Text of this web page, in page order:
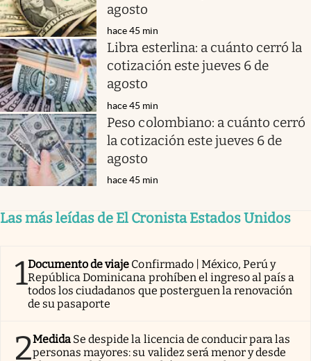
agosto
hace 45 min
Libra esterlina: a cuánto cerró la
cotización este jueves 6 de
agosto
hace 45 min
Peso colombiano: a cuánto cerró
la cotización este jueves 6 de
agosto
hace 45 min
Las más leídas de El Cronista Estados Unidos
1Documento de viaje Confirmado | México, Perú y
República Dominicana prohíben el ingreso al país a
todos los ciudadanos que posterguen la renovación
de su pasaporte
2Medida Se despide la licencia de conducir para las
personas mayores: su validez será menor y desde